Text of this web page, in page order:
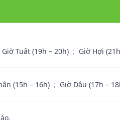
Giờ Tuất (19h – 20h) ; Giờ Hợi
(15h – 16h) ; Giờ Dậu (17h –